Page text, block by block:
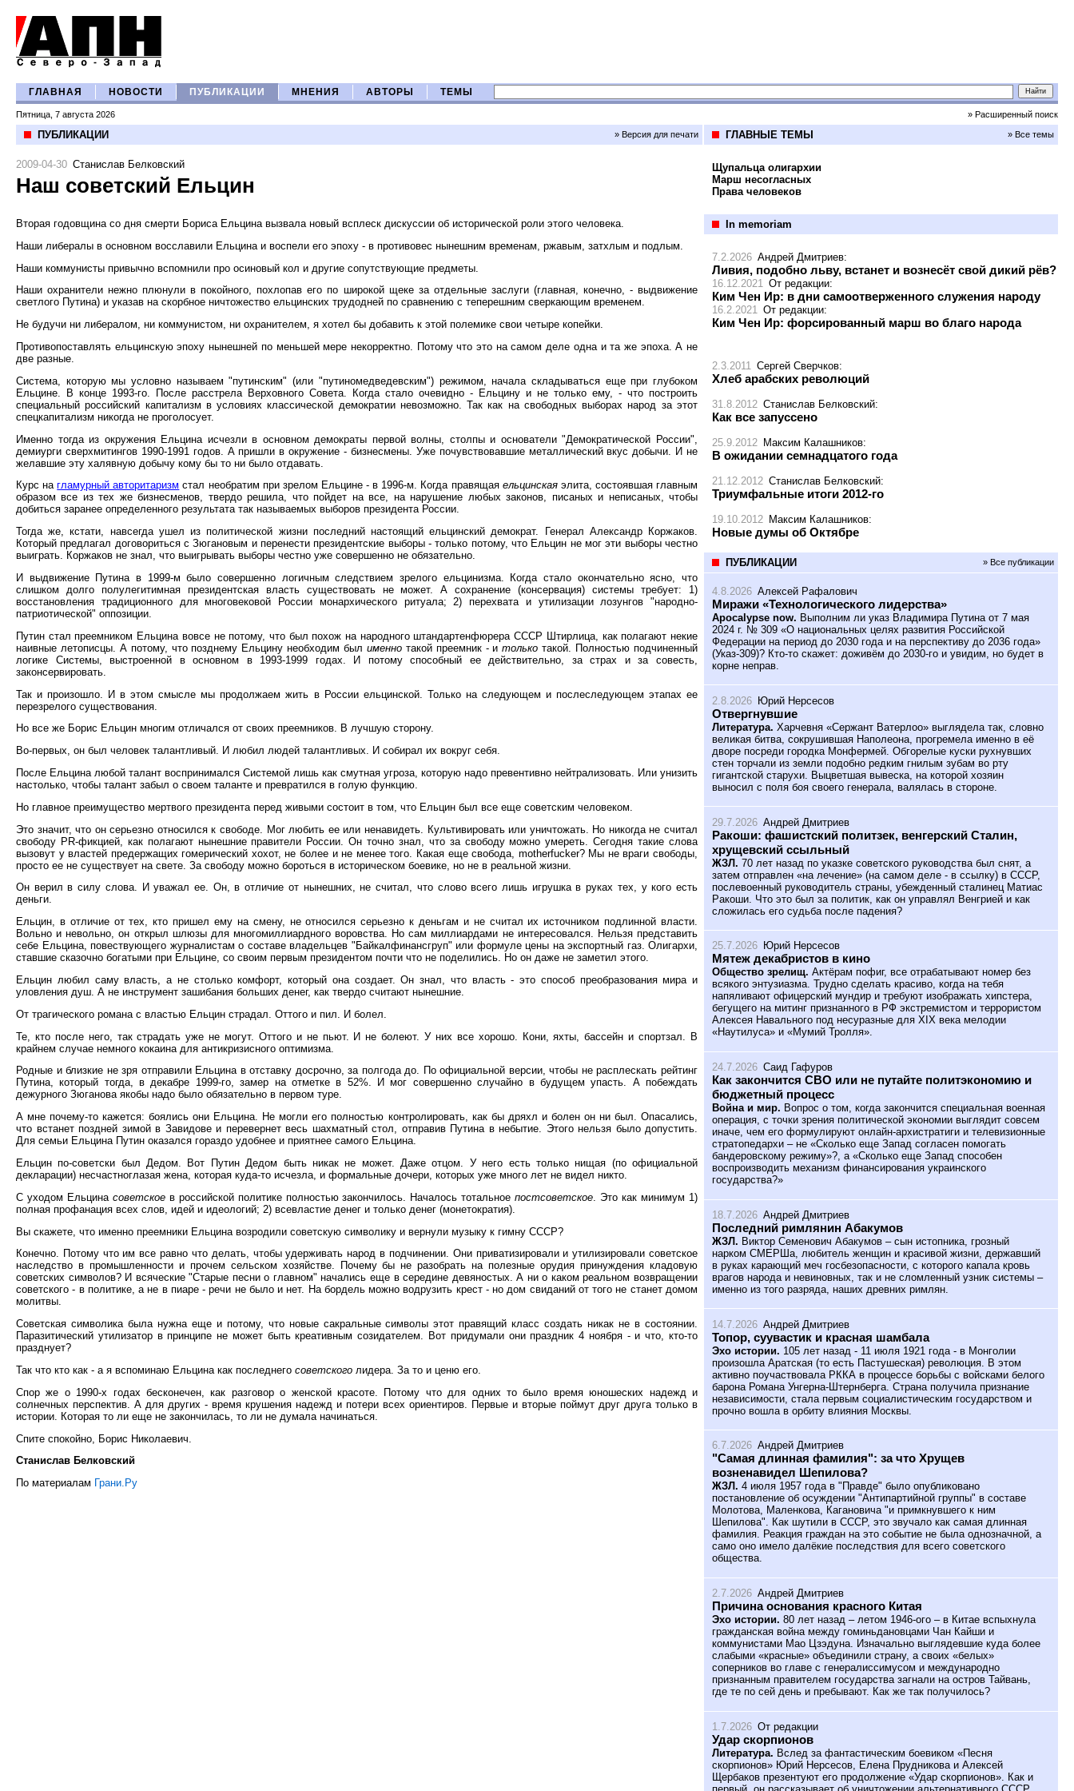
ГЛАВНАЯ НОВОСТИ ПУБЛИКАЦИИ МНЕНИЯ АВТОРЫ ТЕМЫ
Пятница, 7 августа 2026 » Расширенный поиск
ПУБЛИКАЦИИ » Версия для печати
2009-04-30 Станислав Белковский
Наш советский Ельцин
Вторая годовщина со дня смерти Бориса Ельцина вызвала новый всплеск дискуссии об исторической роли этого человека.
Наши либералы в основном восславили Ельцина и воспели его эпоху - в противовес нынешним временам, ржавым, затхлым и подлым.
Наши коммунисты привычно вспомнили про осиновый кол и другие сопутствующие предметы.
Наши охранители нежно плюнули в покойного, похлопав его по широкой щеке за отдельные заслуги (главная, конечно, - выдвижение
светлого Путина) и указав на скорбное ничтожество ельцинских трудодней по сравнению с теперешним сверкающим временем.
Не будучи ни либералом, ни коммунистом, ни охранителем, я хотел бы добавить к этой полемике свои четыре копейки.
Противопоставлять ельцинскую эпоху нынешней по меньшей мере некорректно. Потому что это на самом деле одна и та же эпоха. А не
две разные.
Система, которую мы условно называем "путинским" (или "путиномедведевским") режимом, начала складываться еще при глубоком
Ельцине. В конце 1993-го. После расстрела Верховного Совета. Когда стало очевидно - Ельцину и не только ему, - что построить
специальный российский капитализм в условиях классической демократии невозможно. Так как на свободных выборах народ за этот
спецкапитализм никогда не проголосует.
Именно тогда из окружения Ельцина исчезли в основном демократы первой волны, столпы и основатели "Демократической России",
демиурги сверхмитингов 1990-1991 годов. А пришли в окружение - бизнесмены. Уже почувствовавшие металлический вкус добычи. И не
желавшие эту халявную добычу кому бы то ни было отдавать.
Курс нагламурный авторитаризм стал необратим при зрелом Ельцине - в 1996-м. Когда правящая ельцинскаяэлита, состоявшая главным
образом все из тех же бизнесменов, твердо решила, что пойдет на все, на нарушение любых законов, писаных и неписаных, чтобы
добиться заранее определенного результата так называемых выборов президента России.
Тогда же, кстати, навсегда ушел из политической жизни последний настоящий ельцинский демократ. Генерал Александр Коржаков.
Который предлагал договориться с Зюгановым и перенести президентские выборы - только потому, что Ельцин не мог эти выборы честно
выиграть. Коржаков не знал, что выигрывать выборы честно уже совершенно не обязательно.
И выдвижение Путина в 1999-м было совершенно логичным следствием зрелого ельцинизма. Когда стало окончательно ясно, что
слишком долго полулегитимная президентская власть существовать не может. А сохранение (консервация) системы требует: 1)
восстановления традиционного для многовековой России монархического ритуала; 2) перехвата и утилизации лозунгов "народно-
патриотической" оппозиции.
Путин стал преемником Ельцина вовсе не потому, что был похож на народного штандартенфюрера СССР Штирлица, как полагают некие
наивные летописцы. А потому, что позднему Ельцину необходим был именнотакой преемник - итолько такой. Полностью подчиненный
логике Системы, выстроенной в основном в 1993-1999 годах. И потому способный ее действительно, за страх и за совесть,
законсервировать.
Так и произошло. И в этом смысле мы продолжаем жить в России ельцинской. Только на следующем и послеследующем этапах ее
перезрелого существования.
Но все же Борис Ельцин многим отличался от своих преемников. В лучшую сторону.
Во-первых, он был человек талантливый. И любил людей талантливых. И собирал их вокруг себя.
После Ельцина любой талант воспринимался Системой лишь как смутная угроза, которую надо превентивно нейтрализовать. Или унизить
настолько, чтобы талант забыл о своем таланте и превратился в голую функцию.
Но главное преимущество мертвого президента перед живыми состоит в том, что Ельцин был все еще советским человеком.
Это значит, что он серьезно относился к свободе. Мог любить ее или ненавидеть. Культивировать или уничтожать. Но никогда не считал
свободу PR-фикцией, как полагают нынешние правители России. Он точно знал, что за свободу можно умереть. Сегодня такие слова
вызовут у властей предержащих гомерический хохот, не более и не менее того. Какая еще свобода, motherfucker? Мы не враги свободы,
просто ее не существует на свете. За свободу можно бороться в историческом боевике, но не в реальной жизни.
Он верил в силу слова. И уважал ее. Он, в отличие от нынешних, не считал, что слово всего лишь игрушка в руках тех, у кого есть
деньги.
Ельцин, в отличие от тех, кто пришел ему на смену, не относился серьезно к деньгам и не считал их источником подлинной власти.
Вольно и невольно, он открыл шлюзы для многомиллиардного воровства. Но сам миллиардами не интересовался. Нельзя представить
себе Ельцина, повествующего журналистам о составе владельцев "Байкалфинансгруп" или формуле цены на экспортный газ. Олигархи,
ставшие сказочно богатыми при Ельцине, со своим первым президентом почти что не поделились. Но он даже не заметил этого.
Ельцин любил саму власть, а не столько комфорт, который она создает. Он знал, что власть - это способ преобразования мира и
уловления душ. А не инструмент зашибания больших денег, как твердо считают нынешние.
От трагического романа с властью Ельцин страдал. Оттого и пил. И болел.
Те, кто после него, так страдать уже не могут. Оттого и не пьют. И не болеют. У них все хорошо. Кони, яхты, бассейн и спортзал. В
крайнем случае немного кокаина для антикризисного оптимизма.
Родные и близкие не зря отправили Ельцина в отставку досрочно, за полгода до. По официальной версии, чтобы не расплескать рейтинг
Путина, который тогда, в декабре 1999-го, замер на отметке в 52%. И мог совершенно случайно в будущем упасть. А побеждать
дежурного Зюганова якобы надо было обязательно в первом туре.
А мне почему-то кажется: боялись они Ельцина. Не могли его полностью контролировать, как бы дряхл и болен он ни был. Опасались,
что встанет поздней зимой в Завидове и перевернет весь шахматный стол, отправив Путина в небытие. Этого нельзя было допустить.
Для семьи Ельцина Путин оказался гораздо удобнее и приятнее самого Ельцина.
Ельцин по-советски был Дедом. Вот Путин Дедом быть никак не может. Даже отцом. У него есть только нищая (по официальной
декларации) несчастноглазая жена, которая куда-то исчезла, и формальные дочери, которых уже много лет не видел никто.
С уходом Ельцина советскоев российской политике полностью закончилось. Началось тотальноепостсоветское . Это как минимум 1)
полная профанация всех слов, идей и идеологий; 2) всевластие денег и только денег (монетократия).
Вы скажете, что именно преемники Ельцина возродили советскую символику и вернули музыку к гимну СССР?
Конечно. Потому что им все равно что делать, чтобы удерживать народ в подчинении. Они приватизировали и утилизировали советское
наследство в промышленности и прочем сельском хозяйстве. Почему бы не разобрать на полезные орудия принуждения кладовую
советских символов? И всяческие "Старые песни о главном" начались еще в середине девяностых. А ни о каком реальном возвращении
советского - в политике, а не в пиаре - речи не было и нет. На бордель можно водрузить крест - но дом свиданий от того не станет домом
молитвы.
Советская символика была нужна еще и потому, что новые сакральные символы этот правящий класс создать никак не в состоянии.
Паразитический утилизатор в принципе не может быть креативным созидателем. Вот придумали они праздник 4 ноября - и что, кто-то
празднует?
Так что кто как - а я вспоминаю Ельцина как последнего советского лидера. За то и ценю его.
Спор же о 1990-х годах бесконечен, как разговор о женской красоте. Потому что для одних то было время юношеских надежд и
солнечных перспектив. А для других - время крушения надежд и потери всех ориентиров. Первые и вторые поймут друг друга только в
истории. Которая то ли еще не закончилась, то ли не думала начинаться.
Спите спокойно, Борис Николаевич.
Станислав Белковский
По материалам Грани.Ру
ГЛАВНЫЕ ТЕМЫ » Все темы
Щупальца олигархии
Марш несогласных
Права человеков
In memoriam
7.2.2026 Андрей Дмитриев:
Ливия, подобно льву, встанет и вознесёт свой дикий рёв?
16.12.2021 От редакции:
Ким Чен Ир: в дни самоотверженного служения народу
16.2.2021 От редакции:
Ким Чен Ир: форсированный марш во благо народа
2.3.2011 Сергей Сверчков:
Хлеб арабских революций
31.8.2012 Станислав Белковский:
Как все запуссено
25.9.2012 Максим Калашников:
В ожидании семнадцатого года
21.12.2012 Станислав Белковский:
Триумфальные итоги 2012-го
19.10.2012 Максим Калашников:
Новые думы об Октябре
ПУБЛИКАЦИИ » Все публикации
4.8.2026 Алексей Рафалович
Миражи «Технологического лидерства»
Apocalypse now. Выполним ли указ Владимира Путина от 7 мая
2024 г. № 309 «О национальных целях развития Российской
Федерации на период до 2030 года и на перспективу до 2036 года»
(Указ-309)? Кто-то скажет: доживём до 2030-го и увидим, но будет в
корне неправ.
2.8.2026 Юрий Нерсесов
Отвергнувшие
Литература. Харчевня «Сержант Ватерлоо» выглядела так, словно
великая битва, сокрушившая Наполеона, прогремела именно в её
дворе посреди городка Монфермей. Обгорелые куски рухнувших
стен торчали из земли подобно редким гнилым зубам во рту
гигантской старухи. Выцветшая вывеска, на которой хозяин
выносил с поля боя своего генерала, валялась в стороне.
29.7.2026 Андрей Дмитриев
Ракоши: фашистский политзек, венгерский Сталин,
хрущевский ссыльный
ЖЗЛ. 70 лет назад по указке советского руководства был снят, а
затем отправлен «на лечение» (на самом деле - в ссылку) в СССР,
послевоенный руководитель страны, убежденный сталинец Матиас
Ракоши. Что это был за политик, как он управлял Венгрией и как
сложилась его судьба после падения?
25.7.2026 Юрий Нерсесов
Мятеж декабристов в кино
Общество зрелищ. Актёрам пофиг, все отрабатывают номер без
всякого энтузиазма. Трудно сделать красиво, когда на тебя
напяливают офицерский мундир и требуют изображать хипстера,
бегущего на митинг признанного в РФ экстремистом и террористом
Алексея Навального под несуразные для XIX века мелодии
«Наутилуса» и «Мумий Тролля».
24.7.2026 Саид Гафуров
Как закончится СВО или не путайте политэкономию и
бюджетный процесс
Война и мир. Вопрос о том, когда закончится специальная военная
операция, с точки зрения политической экономии выглядит совсем
иначе, чем его формулируют онлайн-архистратиги и телевизионные
стратопедархи – не «Сколько еще Запад согласен помогать
бандеровскому режиму»?, а «Сколько еще Запад способен
воспроизводить механизм финансирования украинского
государства?»
18.7.2026 Андрей Дмитриев
Последний римлянин Абакумов
ЖЗЛ. Виктор Семенович Абакумов – сын истопника, грозный
нарком СМЕРШа, любитель женщин и красивой жизни, державший
в руках карающий меч госбезопасности, с которого капала кровь
врагов народа и невиновных, так и не сломленный узник системы –
именно из того разряда, наших древних римлян.
14.7.2026 Андрей Дмитриев
Топор, суувастик и красная шамбала
Эхо истории. 105 лет назад - 11 июля 1921 года - в Монголии
произошла Аратская (то есть Пастушеская) революция. В этом
активно поучаствовала РККА в процессе борьбы с войсками белого
барона Романа Унгерна-Штернберга. Страна получила признание
независимости, стала первым социалистическим государством и
прочно вошла в орбиту влияния Москвы.
6.7.2026 Андрей Дмитриев
"Самая длинная фамилия": за что Хрущев
возненавидел Шепилова?
ЖЗЛ. 4 июля 1957 года в "Правде" было опубликовано
постановление об осуждении "Антипартийной группы" в составе
Молотова, Маленкова, Кагановича "и примкнувшего к ним
Шепилова". Как шутили в СССР, это звучало как самая длинная
фамилия. Реакция граждан на это событие не была однозначной, а
само оно имело далёкие последствия для всего советского
общества.
2.7.2026 Андрей Дмитриев
Причина основания красного Китая
Эхо истории. 80 лет назад – летом 1946-ого – в Китае вспыхнула
гражданская война между гоминьдановцами Чан Кайши и
коммунистами Мао Цзэдуна. Изначально выглядевшие куда более
слабыми «красные» объединили страну, а своих «белых»
соперников во главе с генералиссимусом и международно
признанным правителем государства загнали на остров Тайвань,
где те по сей день и пребывают. Как же так получилось?
1.7.2026 От редакции
Удар скорпионов
Литература. Вслед за фантастическим боевиком «Песня
скорпионов» Юрий Нерсесов, Елена Прудникова и Алексей
Щербаков презентуют его продолжение «Удар скорпионов». Как и